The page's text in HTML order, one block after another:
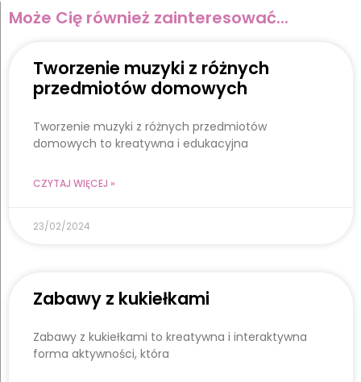
Może Cię również zainteresować...
Tworzenie muzyki z różnych
przedmiotów domowych
Tworzenie muzyki z różnych przedmiotów
domowych to kreatywna i edukacyjna
CZYTAJ WIĘCEJ »
23/02/2024
Zabawy z kukiełkami
Zabawy z kukiełkami to kreatywna i interaktywna
forma aktywności, która